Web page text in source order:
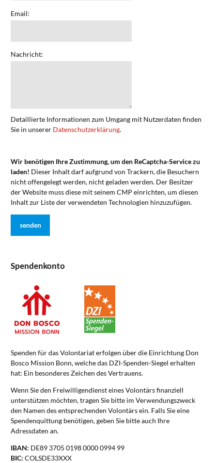
Email:
Nachricht:
Detaillierte Informationen zum Umgang mit Nutzerdaten finden
Sie in unserer Datenschutzerklärung.
Wir benötigen Ihre Zustimmung, um den ReCaptcha-Service zu
laden! Dieser Inhalt darf aufgrund von Trackern, die Besuchern
nicht offengelegt werden, nicht geladen werden. Der Besitzer
der Website muss diese mit seinem CMP einrichten, um diesen
Inhalt zur Liste der verwendeten Technologien hinzuzufügen.
Spendenkonto
Spenden für das Volontariat erfolgen über die Einrichtung Don
Bosco Mission Bonn, welche das DZI-Spenden-Siegel erhalten
hat: Ein besonderes Zeichen des Vertrauens.
Wenn Sie den Freiwilligendienst eines Volontärs finanziell
unterstützen möchten, tragen Sie bitte im Verwendungszweck
den Namen des entsprechenden Volontärs ein. Falls Sie eine
Spendenquittung benötigen, geben Sie bitte auch Ihre
Adressdaten an.
IBAN: DE89 3705 0198 0000 0994 99
BIC: COLSDE33XXX